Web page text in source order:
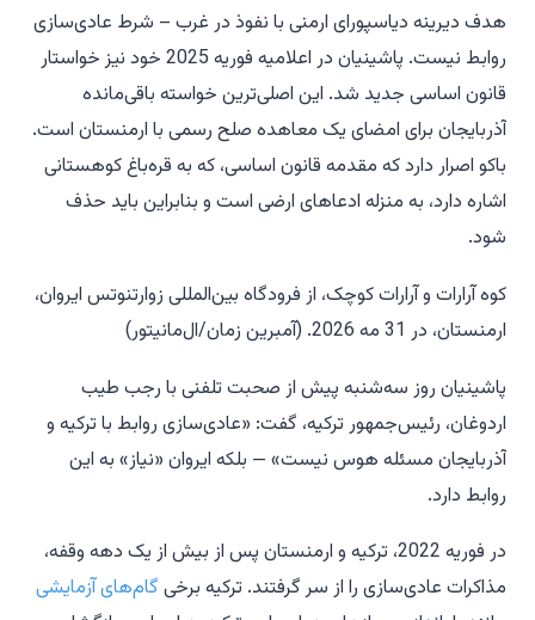
هدف دیرینه دیاسپورای ارمنی با نفوذ در غرب – شرط عادی‌سازی
روابط نیست. پاشینیان در اعلامیه فوریه 2025 خود نیز خواستار
قانون اساسی جدید شد. این اصلی‌ترین خواسته باقی‌مانده
آذربایجان برای امضای یک معاهده صلح رسمی با ارمنستان است.
باکو اصرار دارد که مقدمه قانون اساسی، که به قره‌باغ کوهستانی
اشاره دارد، به منزله ادعاهای ارضی است و بنابراین باید حذف
شود.
کوه آرارات و آرارات کوچک، از فرودگاه بین‌المللی زوارتنوتس ایروان،
ارمنستان، در 31 مه 2026. (آمبرین زمان/ال‌مانیتور)
پاشینیان روز سه‌شنبه پیش از صحبت تلفنی با رجب طیب
اردوغان، رئیس‌جمهور ترکیه، گفت: «عادی‌سازی روابط با ترکیه و
آذربایجان مسئله هوس نیست» — بلکه ایروان «نیاز» به این
روابط دارد.
در فوریه 2022، ترکیه و ارمنستان پس از بیش از یک دهه وقفه،
مذاکرات عادی‌سازی را از سر گرفتند. ترکیه برخی گام‌های آزمایشی